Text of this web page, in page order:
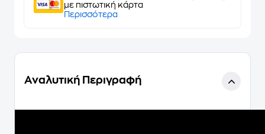
με πιστωτική κάρτα
Περισσότερα
Αναλυτική Περιγραφή